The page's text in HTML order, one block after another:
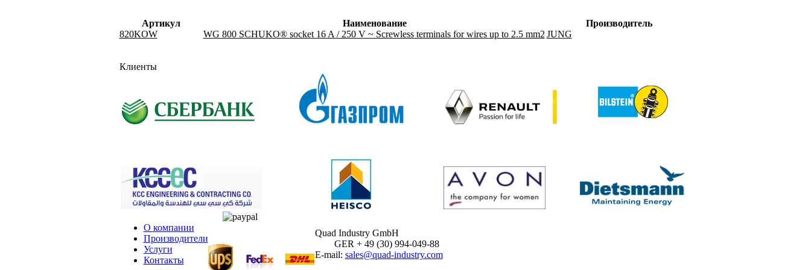
Артикул Наименование
Производитель
820KOW
WG 800 SCHUKO® socket 16 A / 250 V ~ Screwless terminals for wires up to 2.5 mm2 JUNG
Клиенты
О компании
Производители
Услуги
Контакты
Quad Industry GmbH
GER + 49 (30) 994-049-88
E-mail: sales@quad-industry.com